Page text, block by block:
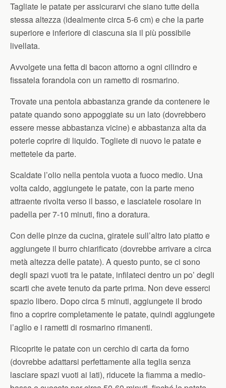
Tagliate le patate per assicurarvi che siano tutte della
stessa altezza (idealmente circa 5-6 cm) e che la parte
superiore e inferiore di ciascuna sia il più possibile
livellata.
Avvolgete una fetta di bacon attorno a ogni cilindro e
fissatela forandola con un rametto di rosmarino.
Trovate una pentola abbastanza grande da contenere le
patate quando sono appoggiate su un lato (dovrebbero
essere messe abbastanza vicine) e abbastanza alta da
poterle coprire di liquido. Togliete di nuovo le patate e
mettetele da parte.
Scaldate l’olio nella pentola vuota a fuoco medio. Una
volta caldo, aggiungete le patate, con la parte meno
attraente rivolta verso il basso, e lasciatele rosolare in
padella per 7-10 minuti, fino a doratura.
Con delle pinze da cucina, giratele sull’altro lato piatto e
aggiungete il burro chiarificato (dovrebbe arrivare a circa
metà altezza delle patate). A questo punto, se ci sono
degli spazi vuoti tra le patate, infilateci dentro un po’ degli
scarti che avete tenuto da parte prima. Non deve esserci
spazio libero. Dopo circa 5 minuti, aggiungete il brodo
fino a coprire completamente le patate, quindi aggiungete
l’aglio e i rametti di rosmarino rimanenti.
Ricoprite le patate con un cerchio di carta da forno
(dovrebbe adattarsi perfettamente alla teglia senza
lasciare spazi vuoti ai lati), riducete la fiamma a medio-